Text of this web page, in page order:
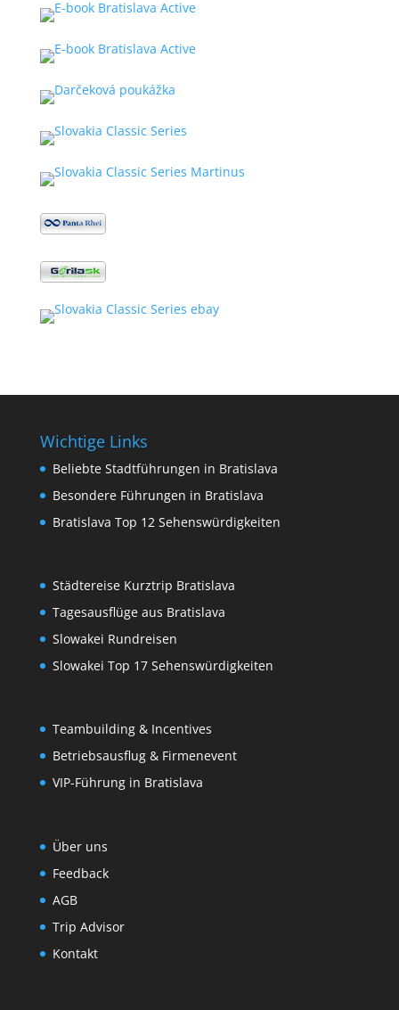
Wichtige Links
Beliebte Stadtführungen in Bratislava
Besondere Führungen in Bratislava
Bratislava Top 12 Sehenswürdigkeiten
Städtereise Kurztrip Bratislava
Tagesausflüge aus Bratislava
Slowakei Rundreisen
Slowakei Top 17 Sehenswürdigkeiten
Teambuilding & Incentives
Betriebsausflug & Firmenevent
VIP-Führung in Bratislava
Über uns
Feedback
AGB
Trip Advisor
Kontakt